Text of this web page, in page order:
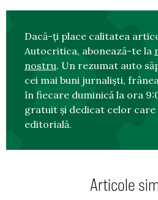
Dacă-ți place calitatea
Autocritica, abonează-te la
nostru. Un rezumat auto
cei mai buni jurnaliști,
în fiecare duminică la ora
gratuit și dedicat celor
editorială.
Articole